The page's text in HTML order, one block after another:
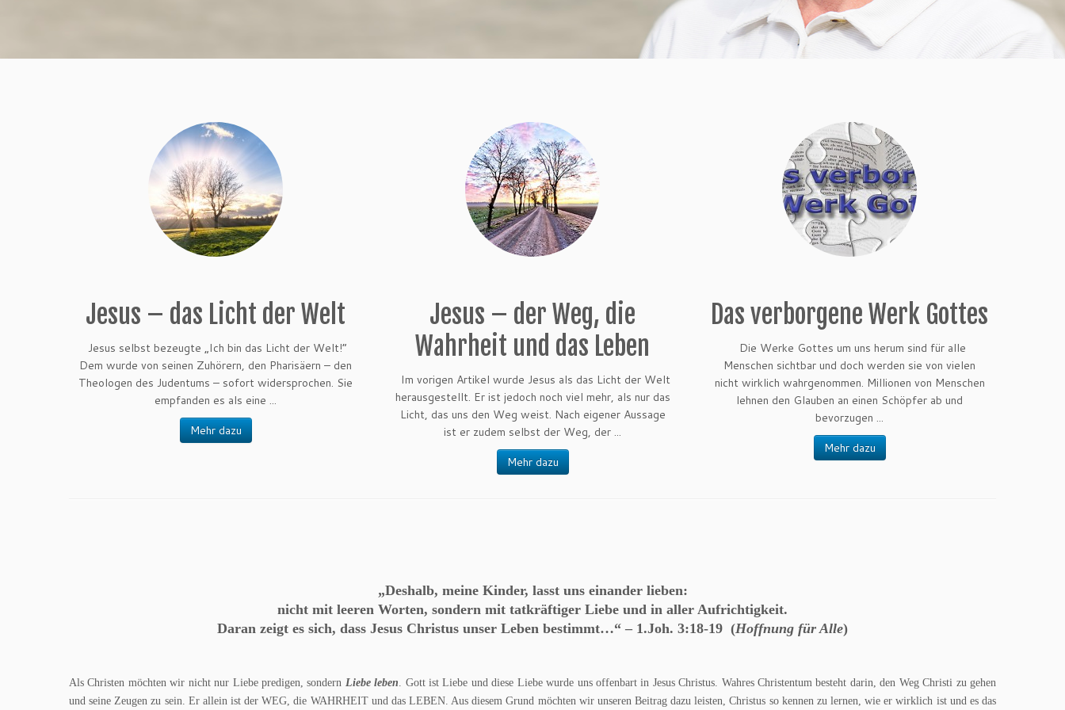
Jesus – das Licht der Welt
Jesus selbst bezeugte „Ich bin das Licht der Welt!“
Dem wurde von seinen Zuhörern, den Pharisäern – den
Theologen des Judentums – sofort widersprochen. Sie
empfanden es als eine ...
Mehr dazu
Jesus – der Weg, die
Wahrheit und das Leben
Im vorigen Artikel wurde Jesus als das Licht der Welt
herausgestellt. Er ist jedoch noch viel mehr, als nur das
Licht, das uns den Weg weist. Nach eigener Aussage
ist er zudem selbst der Weg, der ...
Mehr dazu
Das verborgene Werk Gottes
Die Werke Gottes um uns herum sind für alle
Menschen sichtbar und doch werden sie von vielen
nicht wirklich wahrgenommen. Millionen von Menschen
lehnen den Glauben an einen Schöpfer ab und
bevorzugen ...
Mehr dazu
„Deshalb, meine Kinder, lasst uns einander lieben:
nicht mit leeren Worten, sondern mit tatkräftiger Liebe und in aller Aufrichtigkeit.
Daran zeigt es sich, dass Jesus Christus unser Leben bestimmt…“ – 1.Joh. 3:18-19 (Hoffnung für Alle)
Als Christen möchten wir nicht nur Liebe predigen, sondern Liebe leben . Gott ist Liebe und diese Liebe wurde uns offenbart in Jesus Christus. Wahres Christentum besteht darin, den Weg Christi zu gehen
und seine Zeugen zu sein. Er allein ist der WEG, die WAHRHEIT und das LEBEN. Aus diesem Grund möchten wir unseren Beitrag dazu leisten, Christus so kennen zu lernen, wie er wirklich ist und es das